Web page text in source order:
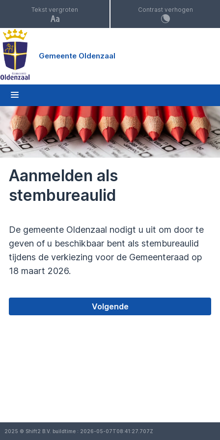
Tekst vergroten Contrast verhogen
Gemeente Oldenzaal
Aanmelden als
stembureaulid
De gemeente Oldenzaal nodigt u uit om door te
geven of u beschikbaar bent als stembureaulid
tijdens de verkiezing voor de Gemeenteraad op
18 maart 2026.
Volgende
2025 © Shift2 B.V. buildtime : 2026-05-07T08:41:27.707Z